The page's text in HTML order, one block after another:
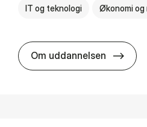
IT og teknologi Økonomi
Om uddannelsen